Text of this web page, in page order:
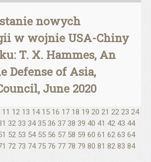
nowych
w wojnie USA-Chiny
T. X. Hammes, An
Defense of Asia,
June 2020
11 12 13 14 15 16 17 18 19 20 21 22 23 24
32 33 34 35 36 37 38 39 40 41 42 43 44
52 53 54 55 56 57 58 59 60 61 62 63 64
72 73 74 75 76 77 78 79 80 81 82 83 84